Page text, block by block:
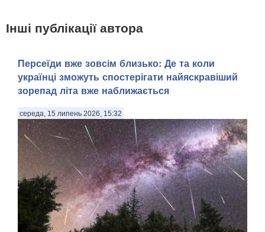
Інші публікації автора
Персеїди вже зовсім близько: Де та коли
українці зможуть спостерігати найяскравіший
зорепад літа вже наближається
середа, 15 липень 2026, 15:32